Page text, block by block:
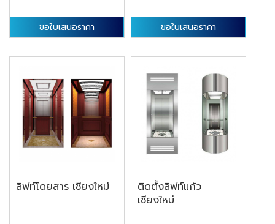
ขอใบเสนอราคา ขอใบเสนอราคา
ลิฟท์โดยสาร เชียงใหม่
ติดตั้งลิฟท์แก้ว
เชียงใหม่